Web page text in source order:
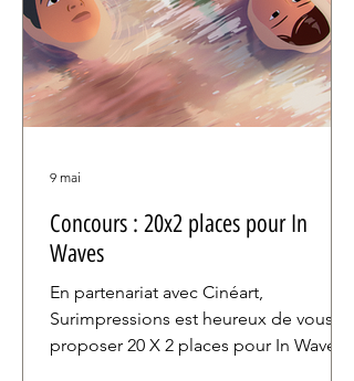
Concours : 20x2 places pour In
Waves
En partenariat avec Cinéart,
Surimpressions est heureux de vous
proposer 20 X 2 places pour In Waves,
9 mai